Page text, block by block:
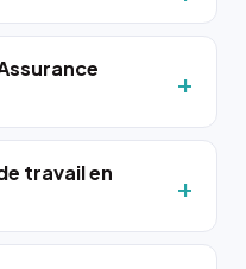
travail en